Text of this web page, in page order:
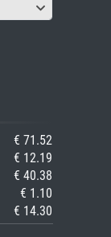
€ 71.52
€ 12.19
€ 40.38
€ 1.10
€ 14.30